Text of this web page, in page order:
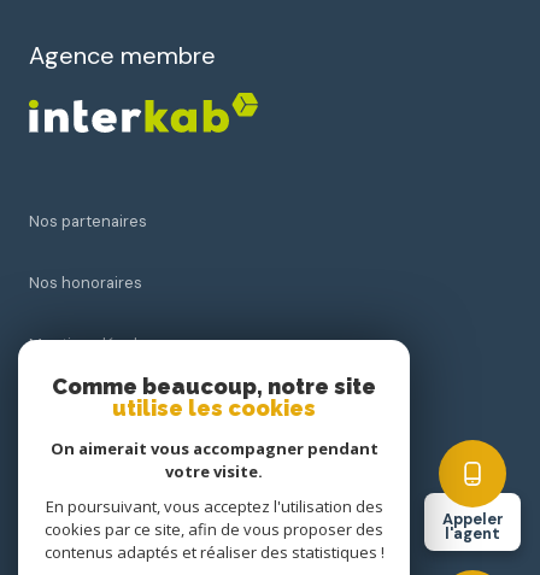
Appeler
l'agent
Agence membre
Nos partenaires
Nos honoraires
Mentions légales
Cookies
Comme beaucoup, notre site
utilise les cookies
On aimerait vous accompagner pendant
votre visite.
En poursuivant, vous acceptez l'utilisation des
cookies par ce site, afin de vous proposer des
contenus adaptés et réaliser des statistiques !